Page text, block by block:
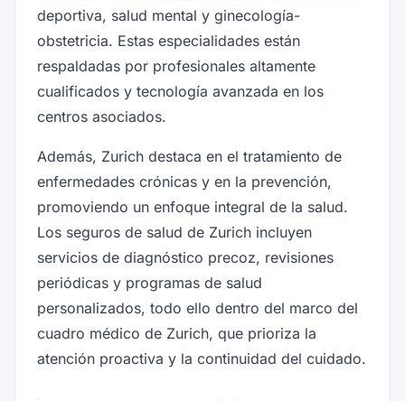
deportiva, salud mental y ginecología-
obstetricia. Estas especialidades están
respaldadas por profesionales altamente
cualificados y tecnología avanzada en los
centros asociados.
Además, Zurich destaca en el tratamiento de
enfermedades crónicas y en la prevención,
promoviendo un enfoque integral de la salud.
Los seguros de salud de Zurich incluyen
servicios de diagnóstico precoz, revisiones
periódicas y programas de salud
personalizados, todo ello dentro del marco del
cuadro médico de Zurich, que prioriza la
atención proactiva y la continuidad del cuidado.